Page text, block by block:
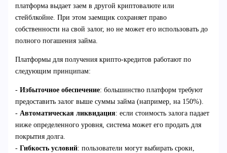
платформа выдает заем в другой криптовалюте или
стейблкойне. При этом заемщик сохраняет право
собственности на свой залог, но не может его использовать до
полного погашения займа.
Платформы для получения крипто-кредитов работают по
следующим принципам:
- Избыточное обеспечение: большинство платформ требуют
предоставить залог выше суммы займа (например, на 150%).
- Автоматическая ликвидация: если стоимость залога падает
ниже определенного уровня, система может его продать для
покрытия долга.
- Гибкость условий: пользователи могут выбирать сроки,